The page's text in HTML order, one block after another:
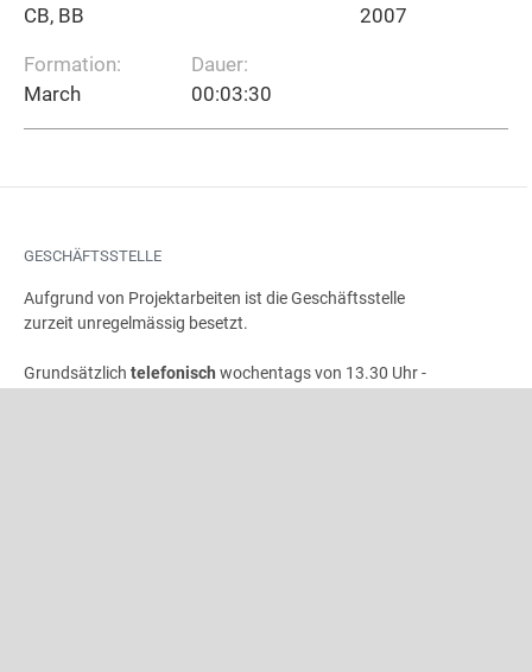
CB, BB
Formation:
March
Dauer:
00:03:30
2007
GESCHÄFTSSTELLE
Aufgrund von Projektarbeiten ist die Geschäftsstelle
zurzeit unregelmässig besetzt.
Grundsätzlich telefonisch wochentags von 13.30 Uhr -